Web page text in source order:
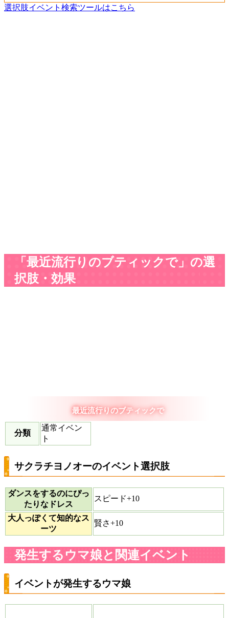
選択肢イベント検索ツールはこちら
「最近流行りのブティックで」の選
択肢・効果
最近流行りのブティックで
分類
通常イベン
ト
サクラチヨノオーのイベント選択肢
ダンスをするのにぴっ
たりなドレス
スピード+10
大人っぽくて知的なス
ーツ
賢さ+10
発生するウマ娘と関連イベント
イベントが発生するウマ娘